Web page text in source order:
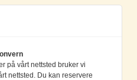
på vårt nettsted bruker vi
nettsted. Du kan reservere